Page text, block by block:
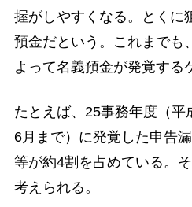
握がしやすくなる。とくに
預金だという。これまでも
よって名義預金が発覚する
たとえば、25事務年度（
6月まで）に発覚した申告
等が約4割を占めている。
考えられる。